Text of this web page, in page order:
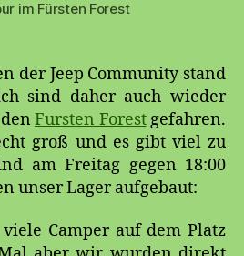
im Fürsten Forest
der Jeep Community stand
sind daher auch wieder
Fursten Forestgefahren.
groß und es gibt viel zu
am Freitag gegen 18:00
unser Lager aufgebaut:
Camper auf dem Platz